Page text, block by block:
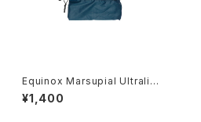
Equinox Marsupial Ultralig
ht Pouch -S-
¥1,400